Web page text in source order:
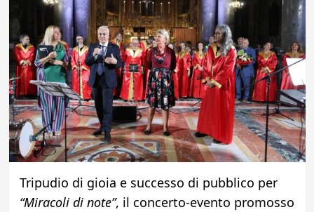
Tripudio di gioia e successo di pubblico per
“Miracoli di note”, il concerto-evento promosso